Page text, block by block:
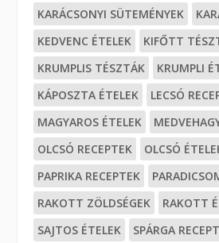
KARÁCSONYI SÜTEMÉNYEK
KEDVENC ÉTELEK
KIFŐTT
KRUMPLIS TÉSZTÁK
KRUMPLI
KÁPOSZTA ÉTELEK
LECSÓ
MAGYAROS ÉTELEK
OLCSÓ RECEPTEK
OLCSÓ
PAPRIKA RECEPTEK
RAKOTT ZÖLDSÉGEK
RAKOTT
SAJTOS ÉTELEK
SPÁRGA